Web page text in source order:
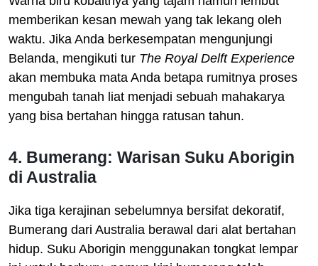
memberikan kesan mewah yang tak lekang oleh
waktu. Jika Anda berkesempatan mengunjungi
Belanda, mengikuti tur The Royal Delft Experience
akan membuka mata Anda betapa rumitnya proses
mengubah tanah liat menjadi sebuah mahakarya
yang bisa bertahan hingga ratusan tahun.
4. Bumerang: Warisan Suku Aborigin
di Australia
Jika tiga kerajinan sebelumnya bersifat dekoratif,
Bumerang dari Australia berawal dari alat bertahan
hidup. Suku Aborigin menggunakan tongkat lempar